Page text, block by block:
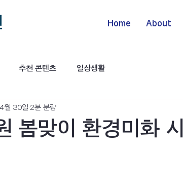
Home About
추천 콘텐츠 일상생활
봄맞이 환경미화
월 30일 2분 분량